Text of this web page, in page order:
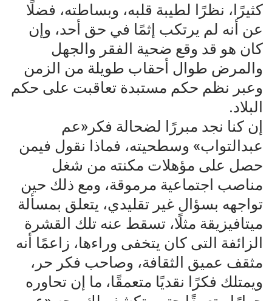
كثيرًا، نظرًا لطيبة قلبه، وبساطته، فضلًا
عن أنه لم يرتكب إثمًا في حق أحد، وإن
كان هو قد وقع ضحية الفقر والجهل
والمرض طوال أحقاب طويلة من الزمن
وعبر نظم حكم مستبدة تعاقبت على حكم
البلاد.
إن كنا نجد مبررًا لضحالة فكر«عم
عبدالتواب» وسطحيته، فماذا نقول فيمن
حصل على مؤهلات مكنته من شغل
مناصب اجتماعية مرموقة، ومع ذلك حين
تواجهه بسؤال غير تقليدي، يتعلق بمسألة
ميتافيزيقة مثلًا، تسقط عنه تلك القشرة
الزائفة التى كان يتخفى وراءها، زاعمًا أنه
مثقف عميق الثقافة، وصاحب فكر حر،
ويمتلك فكرًا نقديًا متعمقًا، ما إن تحاوره